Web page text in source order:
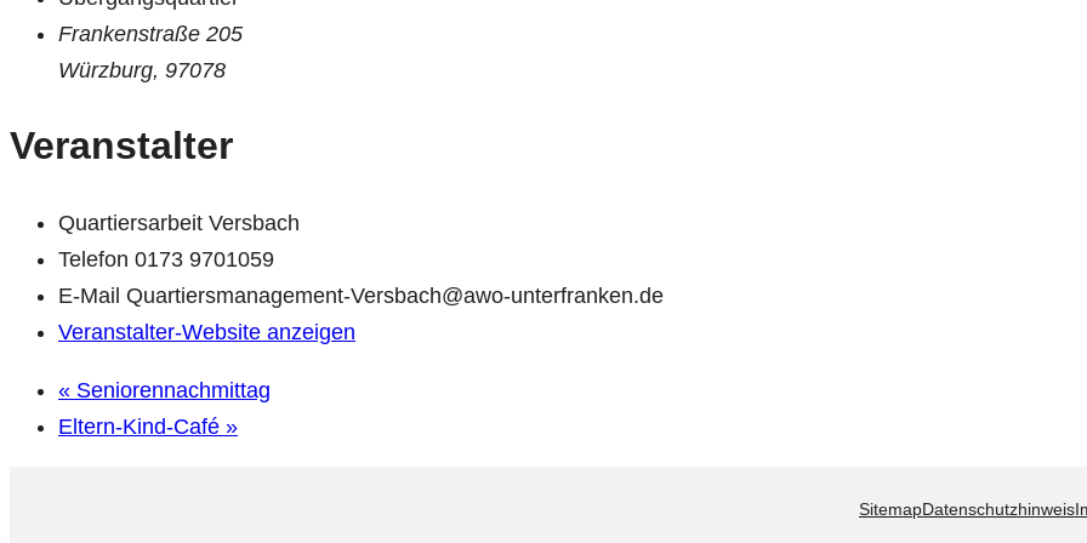
Frankenstraße 205
Würzburg, 97078
Veranstalter
Quartiersarbeit Versbach
Telefon 0173 9701059
E-Mail Quartiersmanagement-Versbach@awo-unterfranken.de
Veranstalter-Website anzeigen
« Seniorennachmittag
Eltern-Kind-Café »
SitemapDatenschutzhinweis